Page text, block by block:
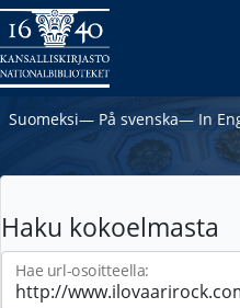
Suomeksi― På svenska― In
Haku kokoelmasta
Hae url-osoitteella: